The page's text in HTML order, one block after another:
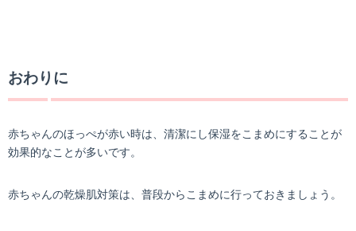
おわりに
赤ちゃんのほっぺが赤い時は、清潔にし保湿をこまめにすることが
効果的なことが多いです。
赤ちゃんの乾燥肌対策は、普段からこまめに行っておきましょう。